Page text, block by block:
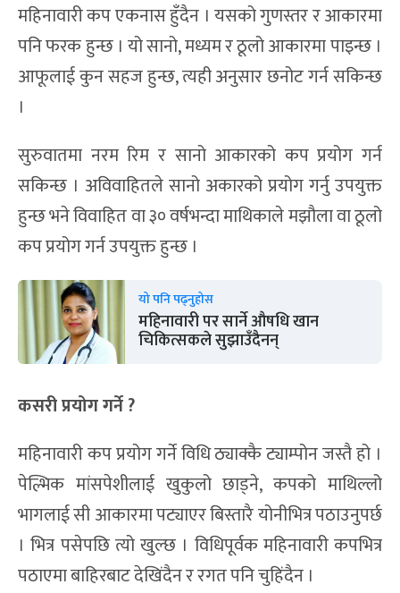
महिनावारी कप एकनास हुँदैन । यसको गुणस्तर र आकारमा
पनि फरक हुन्छ । यो सानो, मध्यम र ठूलो आकारमा पाइन्छ ।
आफूलाई कुन सहज हुन्छ, त्यही अनुसार छनोट गर्न सकिन्छ
।
सुरुवातमा नरम रिम र सानो आकारको कप प्रयोग गर्न
सकिन्छ । अविवाहितले सानो अकारको प्रयोग गर्नु उपयुक्त
हुन्छ भने विवाहित वा ३० वर्षभन्दा माथिकाले मझौला वा ठूलो
कप प्रयोग गर्न उपयुक्त हुन्छ ।
यो पनि पढ्नुहोस
महिनावारी पर सार्ने औषधि खान
चिकित्सकले सुझाउँदैनन्
कसरी प्रयोग गर्ने ?
महिनावारी कप प्रयोग गर्ने विधि ठ्याक्कै ट्याम्पोन जस्तै हो ।
पेल्भिक मांसपेशीलाई खुकुलो छाड्ने, कपको माथिल्लो
भागलाई सी आकारमा पट्याएर बिस्तारै योनीभित्र पठाउनुपर्छ
। भित्र पसेपछि त्यो खुल्छ । विधिपूर्वक महिनावारी कपभित्र
पठाएमा बाहिरबाट देखिंदैन र रगत पनि चुहिंदैन ।